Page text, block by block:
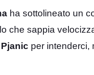
ha sottolineato un
che sappia
Pjanic per intenderci,